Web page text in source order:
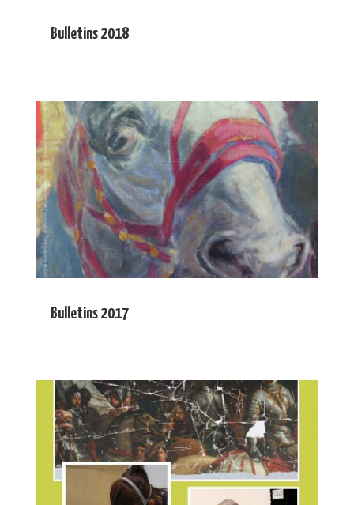
Bulletins 2018
Bulletins 2017